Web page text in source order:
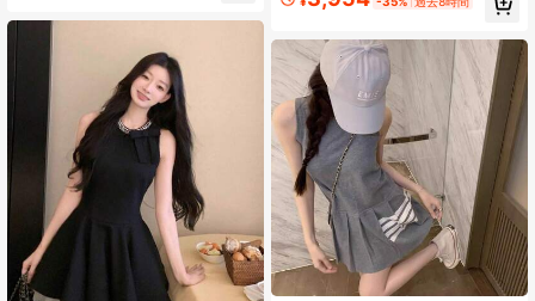
上品おしゃれコーデ